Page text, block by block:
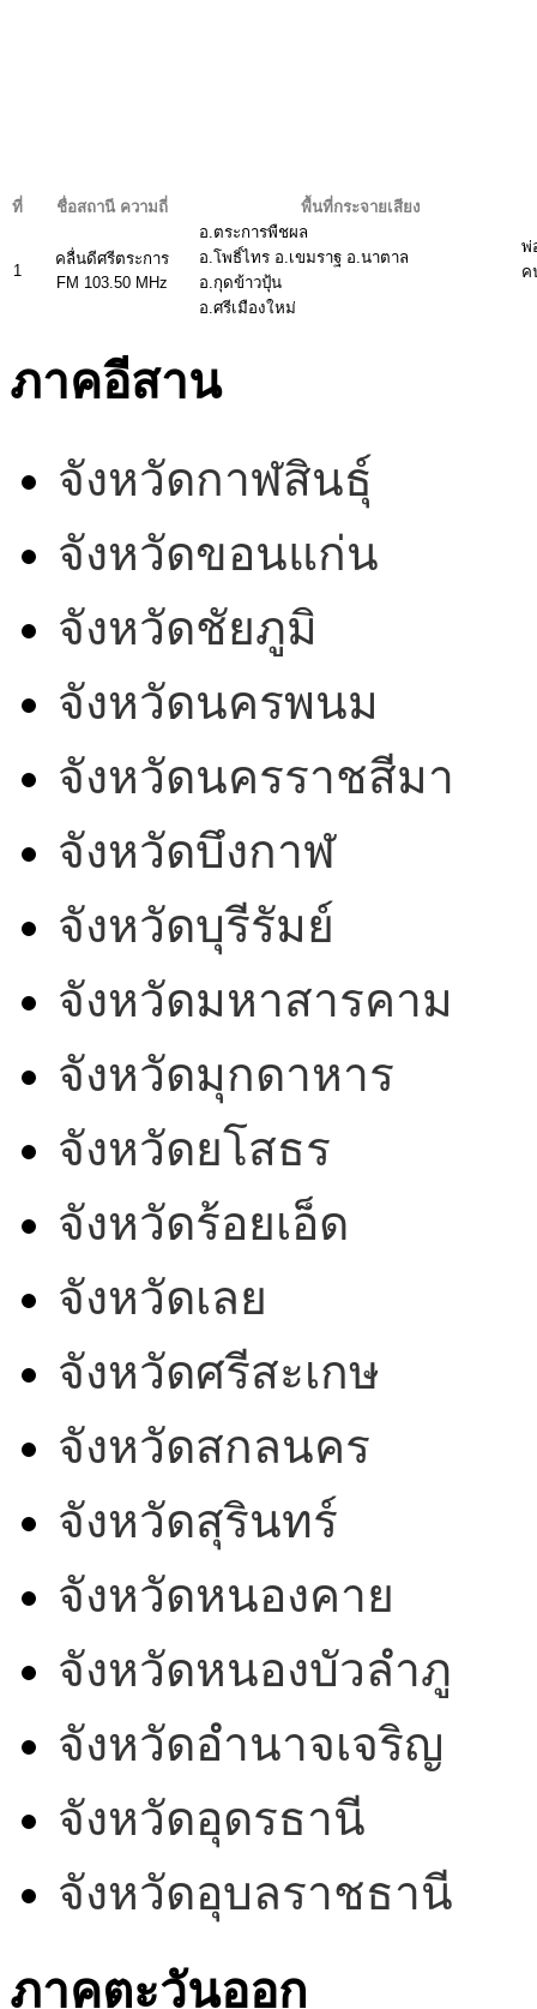
ที่ ชื่อสถานี ความถี่ พื้นที่กระจายเสียง
1
คลื่นดีศรีตระการ
FM 103.50 MHz
อ.ตระการพืชผล
อ.โพธิ์ไทร อ.เขมราฐ อ.นาตาล
อ.กุดข้าวปุ้น
อ.ศรีเมืองใหม่
พ่
ค
ภาคอีสาน
จังหวัดกาฬสินธุ์
จังหวัดขอนแก่น
จังหวัดชัยภูมิ
จังหวัดนครพนม
จังหวัดนครราชสีมา
จังหวัดบึงกาฬ
จังหวัดบุรีรัมย์
จังหวัดมหาสารคาม
จังหวัดมุกดาหาร
จังหวัดยโสธร
จังหวัดร้อยเอ็ด
จังหวัดเลย
จังหวัดศรีสะเกษ
จังหวัดสกลนคร
จังหวัดสุรินทร์
จังหวัดหนองคาย
จังหวัดหนองบัวลำภู
จังหวัดอำนาจเจริญ
จังหวัดอุดรธานี
จังหวัดอุบลราชธานี
ภาคตะวันออก